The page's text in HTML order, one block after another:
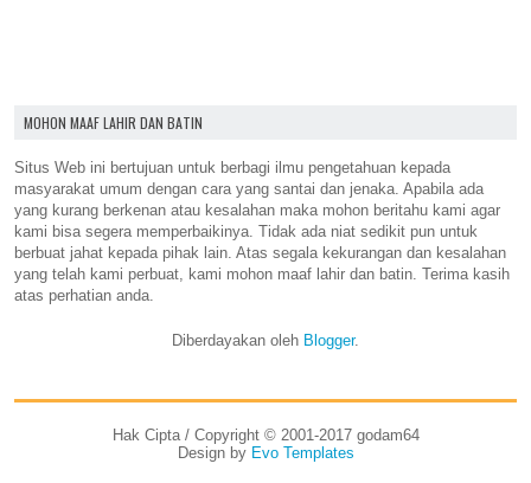
MOHON MAAF LAHIR DAN BATIN
Situs Web ini bertujuan untuk berbagi ilmu pengetahuan kepada
masyarakat umum dengan cara yang santai dan jenaka. Apabila ada
yang kurang berkenan atau kesalahan maka mohon beritahu kami agar
kami bisa segera memperbaikinya. Tidak ada niat sedikit pun untuk
berbuat jahat kepada pihak lain. Atas segala kekurangan dan kesalahan
yang telah kami perbuat, kami mohon maaf lahir dan batin. Terima kasih
atas perhatian anda.
Diberdayakan oleh Blogger.
Hak Cipta / Copyright © 2001-2017 godam64
Design by Evo Templates